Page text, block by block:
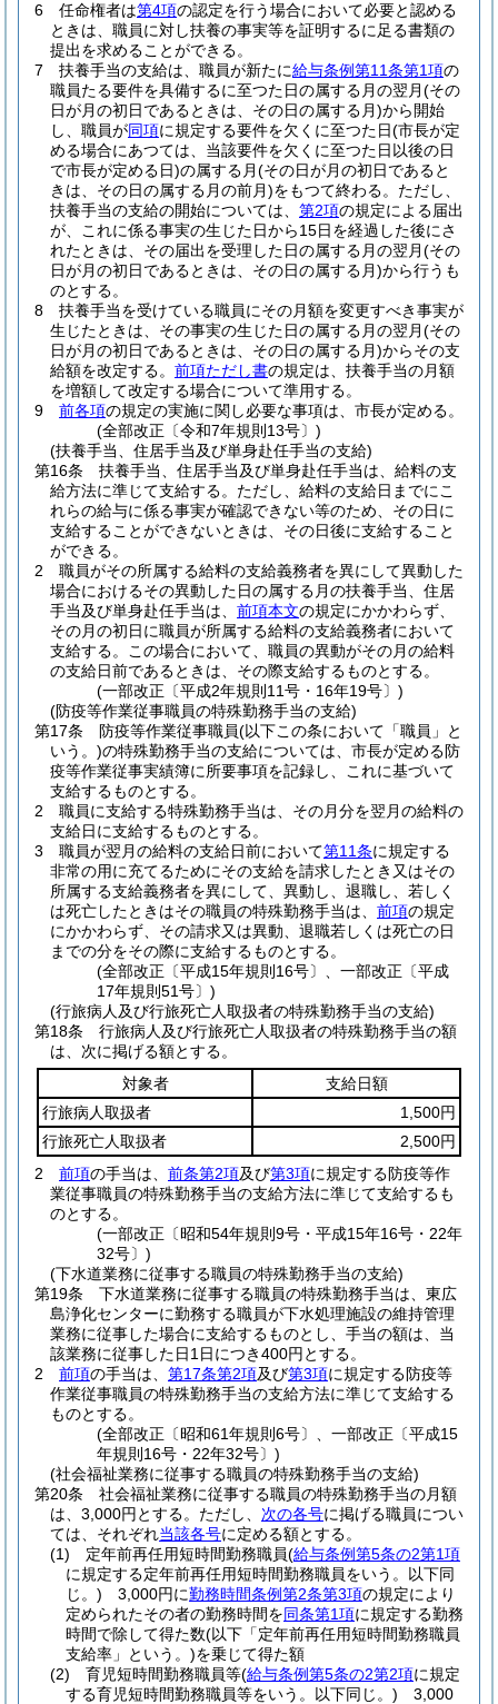
6
任命権者は第4項の認定を行う場合において必要と認める
ときは、職員に対し扶養の事実等を証明するに足る書類の
提出を求めることができる。
7
扶養手当の支給は、職員が新たに給与条例第11条第1項の
職員たる要件を具備するに至つた日の属する月の翌月(その
日が月の初日であるときは、その日の属する月)から開始
し、職員が同項に規定する要件を欠くに至つた日(市長が定
める場合にあつては、当該要件を欠くに至つた日以後の日
で市長が定める日)の属する月(その日が月の初日であると
きは、その日の属する月の前月)をもつて終わる。 ただし、
扶養手当の支給の開始については、 第2項の規定による届出
が、これに係る事実の生じた日から15日を経過した後にさ
れたときは、その届出を受理した日の属する月の翌月(その
日が月の初日であるときは、その日の属する月)から行うも
のとする。
8
扶養手当を受けている職員にその月額を変更すべき事実が
生じたときは、その事実の生じた日の属する月の翌月(その
日が月の初日であるときは、その日の属する月)からその支
給額を改定する。 前項ただし書の規定は、扶養手当の月額
を増額して改定する場合について準用する。
9
前各項の規定の実施に関し必要な事項は、市長が定める。
(全部改正〔令和7年規則13号〕)
(扶養手当、住居手当及び単身赴任手当の支給)
第16条
扶養手当、住居手当及び単身赴任手当は、給料の支
給方法に準じて支給する。 ただし、給料の支給日までにこ
れらの給与に係る事実が確認できない等のため、その日に
支給することができないときは、その日後に支給すること
ができる。
2
職員がその所属する給料の支給義務者を異にして異動した
場合におけるその異動した日の属する月の扶養手当、住居
手当及び単身赴任手当は、 前項本文の規定にかかわらず、
その月の初日に職員が所属する給料の支給義務者において
支給する。
この場合において、職員の異動がその月の給料
の支給日前であるときは、その際支給するものとする。
(一部改正〔平成2年規則11号・16年19号〕)
(防疫等作業従事職員の特殊勤務手当の支給)
第17条
防疫等作業従事職員(以下この条において「職員」と
いう。)の特殊勤務手当の支給については、市長が定める防
疫等作業従事実績簿に所要事項を記録し、これに基づいて
支給するものとする。
2
職員に支給する特殊勤務手当は、その月分を翌月の給料の
支給日に支給するものとする。
3
職員が翌月の給料の支給日前において第11条に規定する
非常の用に充てるためにその支給を請求したとき又はその
所属する支給義務者を異にして、異動し、退職し、若しく
は死亡したときはその職員の特殊勤務手当は、 前項の規定
にかかわらず、その請求又は異動、退職若しくは死亡の日
までの分をその際に支給するものとする。
(全部改正〔平成15年規則16号〕、一部改正〔平成
17年規則51号〕)
(行旅病人及び行旅死亡人取扱者の特殊勤務手当の支給)
第18条
行旅病人及び行旅死亡人取扱者の特殊勤務手当の額
は、次に掲げる額とする。
対象者
支給日額
行旅病人取扱者
1,500円
行旅死亡人取扱者
2,500円
2
前項の手当は、 前条第2項及び第3項に規定する防疫等作
業従事職員の特殊勤務手当の支給方法に準じて支給するも
のとする。
(一部改正〔昭和54年規則9号・平成15年16号・22年
32号〕)
(下水道業務に従事する職員の特殊勤務手当の支給)
第19条
下水道業務に従事する職員の特殊勤務手当は、東広
島浄化センターに勤務する職員が下水処理施設の維持管理
業務に従事した場合に支給するものとし、手当の額は、当
該業務に従事した日1日につき400円とする。
2
前項の手当は、 第17条第2項及び第3項に規定する防疫等
作業従事職員の特殊勤務手当の支給方法に準じて支給する
ものとする。
(全部改正〔昭和61年規則6号〕、一部改正〔平成15
年規則16号・22年32号〕)
(社会福祉業務に従事する職員の特殊勤務手当の支給)
第20条
社会福祉業務に従事する職員の特殊勤務手当の月額
は、3,000円とする。 ただし、 次の各号に掲げる職員につい
ては、それぞれ当該各号に定める額とする。
(1)
定年前再任用短時間勤務職員(給与条例第5条の2第1項
に規定する定年前再任用短時間勤務職員をいう。以下同
じ。) 3,000円に勤務時間条例第2条第3項の規定により
定められたその者の勤務時間を同条第1項に規定する勤務
時間で除して得た数(以下「定年前再任用短時間勤務職員
支給率」という。)を乗じて得た額
(2)
育児短時間勤務職員等(給与条例第5条の2第2項に規定
する育児短時間勤務職員等をいう。以下同じ。) 3,000